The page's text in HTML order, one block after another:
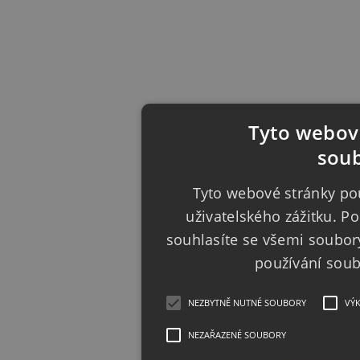
Tyto
Tyto webové stránky
uživatelského zážitku.
souhlasíte se všemi
používání
NEZBYTNĚ NUTNÉ SOUBORY
NEZAŘAZENÉ SOUBORY